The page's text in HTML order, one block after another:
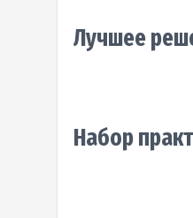
Лучшее
Набор